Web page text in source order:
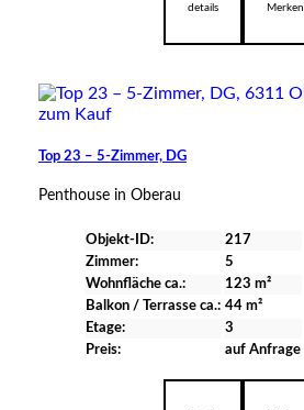
details Merken
Top 23 – 5-Zimmer, DG
Penthouse in Oberau
Objekt-ID:
217
Zimmer:
5
Wohnfläche ca.:
123 m²
Balkon / Terrasse ca.: 44 m²
Etage:
3
Preis:
auf Anfrage